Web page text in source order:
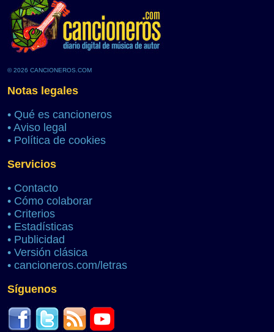
© 2026 CANCIONEROS.COM
Notas legales
• Qué es cancioneros
• Aviso legal
• Política de cookies
Servicios
• Contacto
• Cómo colaborar
• Criterios
• Estadísticas
• Publicidad
• Versión clásica
• cancioneros.com/letras
Síguenos